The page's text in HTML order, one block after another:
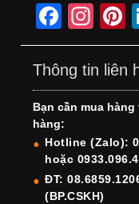
F
a
c
e
b
o
o
k
In
st
a
gr
a
m
e
Thông tin liên
Bạn cần mua
hàng:
Hotline (Zalo):
hoặc
ĐT:
(BP.CSKH)